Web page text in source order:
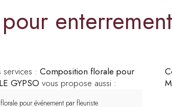
services : Composition florale pour
GYPSO vous propose aussi :
pour événement par fleuriste